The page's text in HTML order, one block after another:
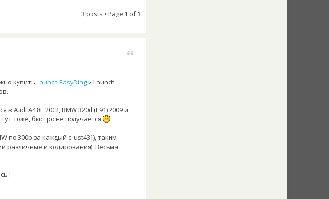
3 posts • Page 1 of1
Quote
купить Launch EasyDiagи Launch
Audi A4 8E 2002, BMW 320d (E91) 2009 и
тоже, быстро не получается
по 300р за каждый с just431), таким
различные и кодирования). Весьма
!